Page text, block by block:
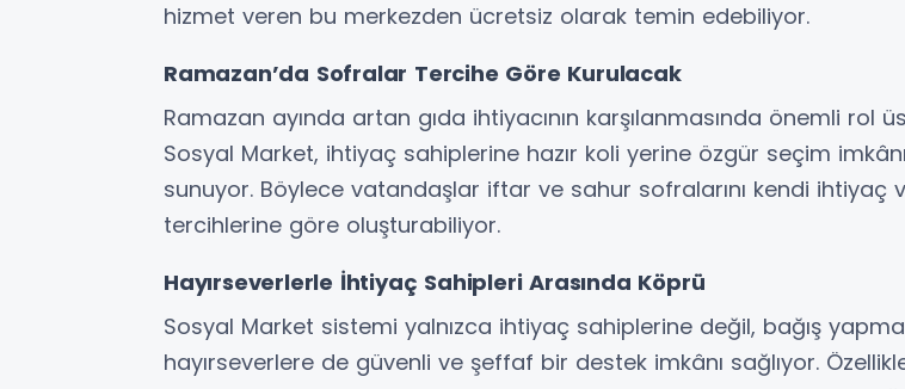
hizmet veren bu merkezden ücretsiz olarak temin edebiliyor.
Ramazan’da Sofralar Tercihe Göre Kurulacak
Ramazan ayında artan gıda ihtiyacının karşılanmasında önemli rol
Sosyal Market, ihtiyaç sahiplerine hazır koli yerine özgür seçim imkânı
sunuyor. Böylece vatandaşlar iftar ve sahur sofralarını kendi ihtiyaç
tercihlerine göre oluşturabiliyor.
Hayırseverlerle İhtiyaç Sahipleri Arasında Köprü
Sosyal Market sistemi yalnızca ihtiyaç sahiplerine değil, bağış
hayırseverlere de güvenli ve şeffaf bir destek imkânı sağlıyor.